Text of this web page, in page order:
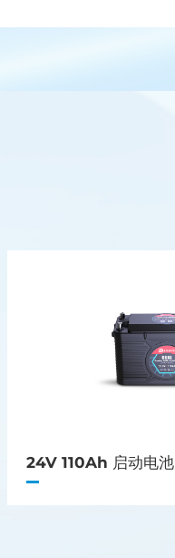
24V 110Ah 启动电池